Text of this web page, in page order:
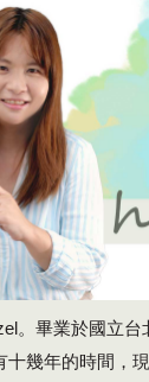
。畢業於國立台
十幾年的時間，